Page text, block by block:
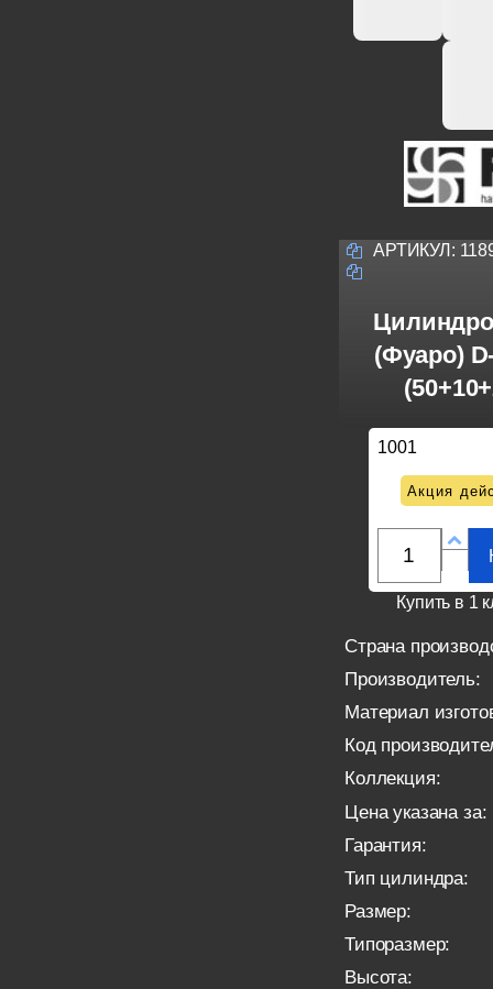
АРТИКУЛ:
(Фуаро)
1001
Акция
Купить в 1
Страна
Производитель:
Материал
Код
Коллекция:
Цена указана за:
Гарантия:
Тип цилиндра:
Размер:
Типоразмер:
Высота: